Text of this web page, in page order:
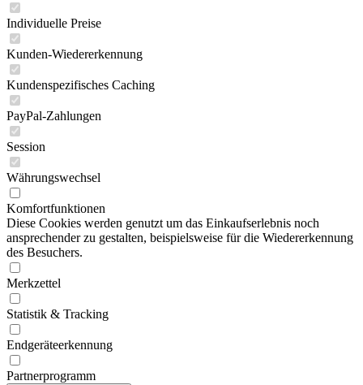
Individuelle Preise
Kunden-Wiedererkennung
Kundenspezifisches Caching
PayPal-Zahlungen
Session
Währungswechsel
Komfortfunktionen
Diese Cookies werden genutzt um das Einkaufserlebnis noch
ansprechender zu gestalten, beispielsweise für die Wiedererkennung
des Besuchers.
Merkzettel
Statistik & Tracking
Endgeräteerkennung
Partnerprogramm